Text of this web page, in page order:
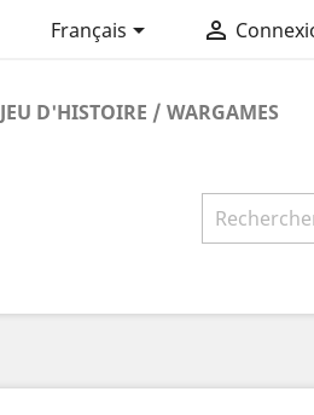
Français 
JEU D'HISTOIRE / WARGAMES